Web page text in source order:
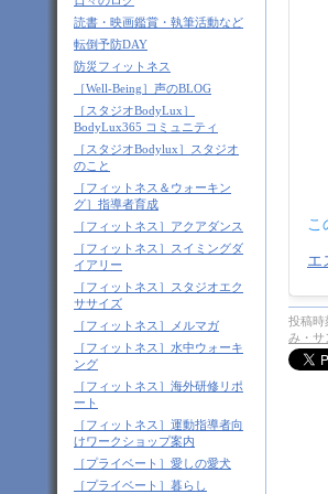
読書・映画鑑賞・執筆活動など
転倒予防DAY
防災フィットネス
［Well-Being］声のBLOG
［スタジオBodyLux］
BodyLux365 コミュニティ
［スタジオBodylux］スタジオ
のこと
［フィットネス＆ウォーキン
グ］指導者育成
［フィットネス］アクアダンス
［フィットネス］スイミングダ
イアリー
［フィットネス］スタジオエク
ササイズ
［フィットネス］メルマガ
［フィットネス］水中ウォーキ
ング
［フィットネス］海外研修リポ
ート
［フィットネス］運動指導者向
けワークショップ案内
［プライベート］愛しの愛犬
［プライベート］暮らし
こ
投稿
み・サ